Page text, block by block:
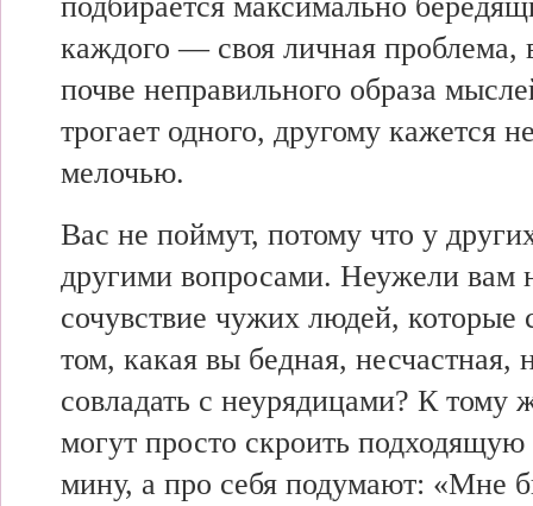
каждого — своя личная проблема,
почве неправильного образа
трогает одного, другому кажется
мелочью.
Вас не поймут, потому что у
другими вопросами. Неужели вам
сочувствие чужих людей, которые
том, какая вы бедная, несчастная,
совладать с неурядицами? К тому
могут просто скроить
мину, а про себя подумают: «Мне